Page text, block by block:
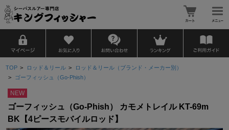
TOP > ロッド＆リール > ロッド＆リール（ブランド・メーカー別）
> ゴーフィッシュ（Go-Phish）
NEW
ゴーフィッシュ（Go-Phish） カモメトレイル KT-69m
BK【4ピースモバイルロッド】